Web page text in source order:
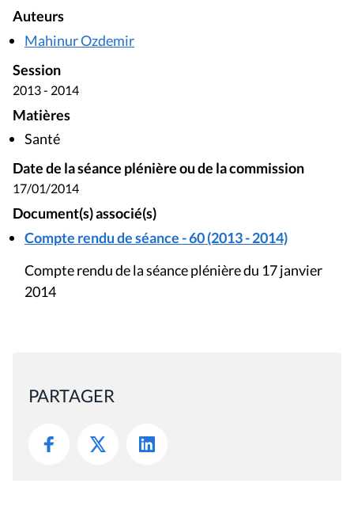
Auteurs
Mahinur Ozdemir
Session
2013 - 2014
Matières
Santé
Date de la séance plénière ou de la commission
17/01/2014
Document(s) associé(s)
Compte rendu de séance - 60 (2013 - 2014)
Compte rendu de la séance plénière du 17 janvier
2014
PARTAGER